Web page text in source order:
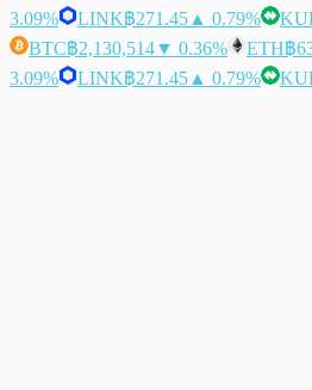
3.09%
LINK฿271.45 ▲ 0.79%
BTC฿2,130,514▼ 0.36% ETH฿
3.09%
LINK฿271.45 ▲ 0.79%